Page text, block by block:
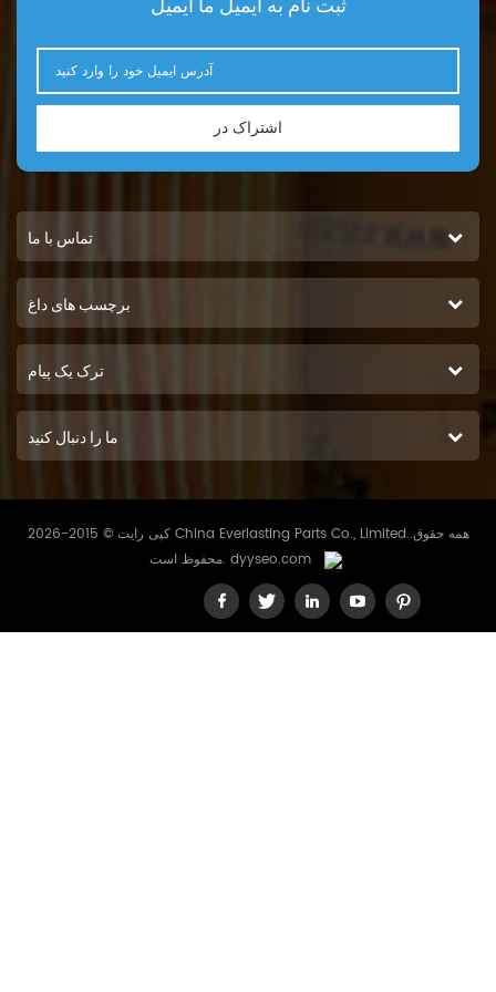
اشتراک در
تماس با ما
برچسب های داغ
ترک یک پیام
ما را دنبال کنید
کپی رایت © 2015-2026 China Everlasting Parts Co., Limited..همه حقوق
محفوظ است. dyyseo.com